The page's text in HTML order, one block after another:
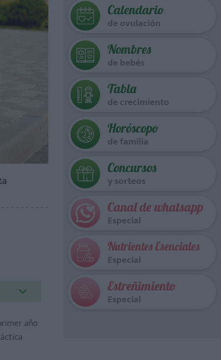
año
Calendario
de ovulación
Nombres
de bebés
Tabla
de crecimiento
Horóscopo
de familia
Concursos
y sorteos
Canal de whatsapp
Especial
Nutrientes Esenciales
Especial
Estreñimiento
Especial